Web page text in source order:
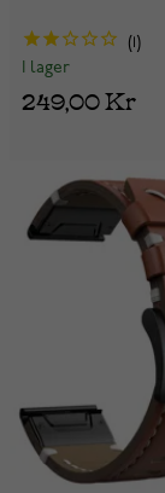
I lager
249,00 Kr